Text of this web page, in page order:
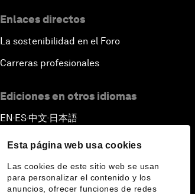
Esta página web usa cookies
Las cookies de este sitio web se usan
para personalizar el contenido y los
anuncios, ofrecer funciones de redes
Enlaces directos
La sostenibilidad en el Foro
Carreras profesionales
Ediciones en otros idiomas
EN ▪ ES▪中文▪ 日本語